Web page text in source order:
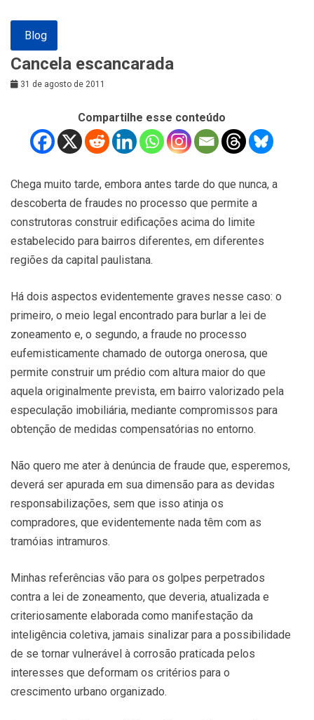
Blog
Cancela escancarada
31 de agosto de 2011
Compartilhe esse conteúdo
Chega muito tarde, embora antes tarde do que nunca, a
descoberta de fraudes no processo que permite a
construtoras construir edificações acima do limite
estabelecido para bairros diferentes, em diferentes
regiões da capital paulistana.
Há dois aspectos evidentemente graves nesse caso: o
primeiro, o meio legal encontrado para burlar a lei de
zoneamento e, o segundo, a fraude no processo
eufemisticamente chamado de outorga onerosa, que
permite construir um prédio com altura maior do que
aquela originalmente prevista, em bairro valorizado pela
especulação imobiliária, mediante compromissos para
obtenção de medidas compensatórias no entorno.
Não quero me ater à denúncia de fraude que, esperemos,
deverá ser apurada em sua dimensão para as devidas
responsabilizações, sem que isso atinja os
compradores, que evidentemente nada têm com as
tramóias intramuros.
Minhas referências vão para os golpes perpetrados
contra a lei de zoneamento, que deveria, atualizada e
criteriosamente elaborada como manifestação da
inteligência coletiva, jamais sinalizar para a possibilidade
de se tornar vulnerável à corrosão praticada pelos
interesses que deformam os critérios para o
crescimento urbano organizado.